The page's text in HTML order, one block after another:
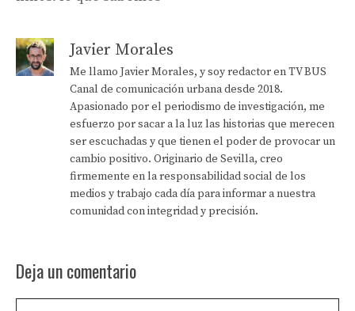
Javier Morales
Me llamo Javier Morales, y soy redactor en TV BUS
Canal de comunicación urbana desde 2018.
Apasionado por el periodismo de investigación, me
esfuerzo por sacar a la luz las historias que merecen
ser escuchadas y que tienen el poder de provocar un
cambio positivo. Originario de Sevilla, creo
firmemente en la responsabilidad social de los
medios y trabajo cada día para informar a nuestra
comunidad con integridad y precisión.
Deja un comentario